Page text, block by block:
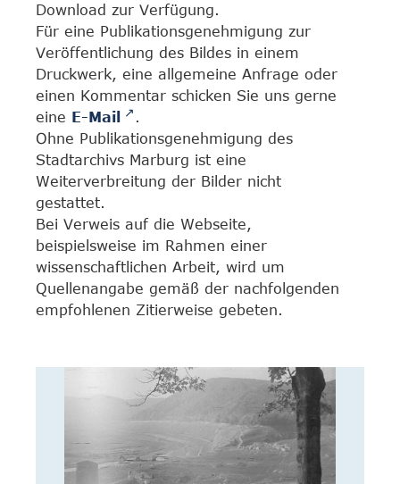
Download zur Verfügung.
Für eine Publikationsgenehmigung zur
Veröffentlichung des Bildes in einem
Druckwerk, eine allgemeine Anfrage oder
einen Kommentar schicken Sie uns gerne
eine E-Mail
.
Ohne Publikationsgenehmigung des
Stadtarchivs Marburg ist eine
Weiterverbreitung der Bilder nicht
gestattet.
Bei Verweis auf die Webseite,
beispielsweise im Rahmen einer
wissenschaftlichen Arbeit, wird um
Quellenangabe gemäß der nachfolgenden
empfohlenen Zitierweise gebeten.